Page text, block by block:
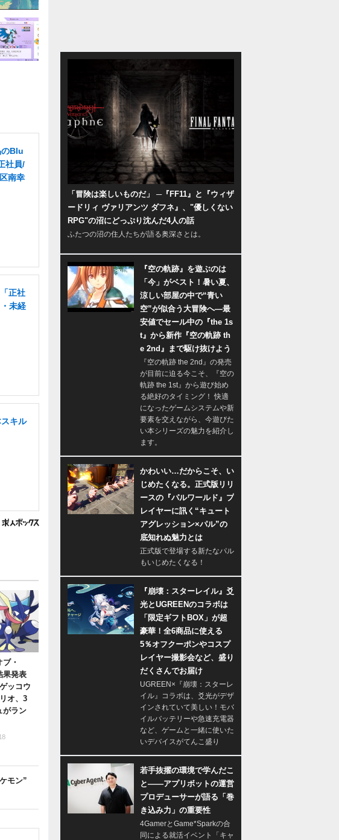
のBlu
社員/
南幸
正社
未経
キル
ブ・
果発表
ッコウ
オ、3
がラン
モン”
「冒険は楽しいものだ」 ─『FF11』と『ウィザ
ードリィ ヴァリアンツ ダフネ』、"優しくない
RPG"の沼にどっぷり沈んだ4人の話
ふたつの沼の住人たちが語る奥深さとは。
『空の軌跡』を遊ぶのは
「今」がベスト！暑い夏、
涼しい部屋の中で“青い
空”が似合う大冒険へ―最
安値でセール中の『the 1s
t』から新作『空の軌跡 th
e 2nd』まで駆け抜けよう
『空の軌跡 the 2nd』の発売
が目前に迫る今こそ、『空の
軌跡 the 1st』から遊び始め
る絶好のタイミング！ 快適
になったゲームシステムや新
要素を交えながら、今遊びた
い本シリーズの魅力を紹介し
ます。
かわいい…だからこそ、い
じめたくなる。正式版リリ
ースの『パルワールド』プ
レイヤーに訊く“キュート
アグレッション×パル”の
底知れぬ魅力とは
正式版で登場する新たなパル
もいじめたくなる！
『崩壊：スターレイル』爻
光とUGREENのコラボは
「限定ギフトBOX」が超
豪華！全6商品に使える
5％オフクーポンやコスプ
レイヤー撮影会など、盛り
だくさんでお届け
UGREEN×『崩壊：スターレ
イル』コラボは、爻光がデザ
インされていて美しい！モバ
イルバッテリーや急速充電器
など、ゲームと一緒に使いた
いデバイスがてんこ盛り
若手抜擢の環境で学んだこ
と――アプリボットの運営
プロデューサーが語る「巻
き込み力」の重要性
4GamerとGame*Sparkの合
同による就活イベント「キャ